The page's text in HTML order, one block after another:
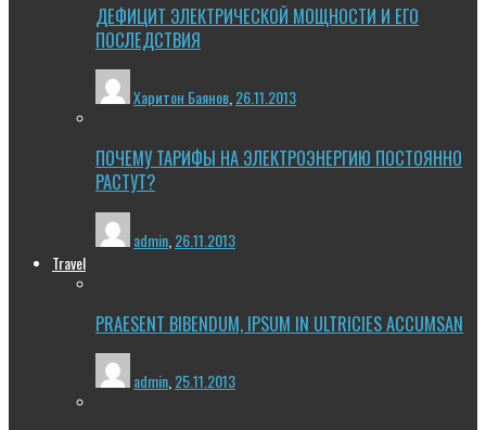
ДЕФИЦИТ ЭЛЕКТРИЧЕСКОЙ МОЩНОСТИ И ЕГО
ПОСЛЕДСТВИЯ
Харитон Баянов 26.11.2013
ПОЧЕМУ ТАРИФЫ НА ЭЛЕКТРОЭНЕРГИЮ ПОСТОЯННО
РАСТУТ?
admin 26.11.2013
Travel
PRAESENT BIBENDUM, IPSUM IN ULTRICIES ACCUMSAN
admin,25.11.2013